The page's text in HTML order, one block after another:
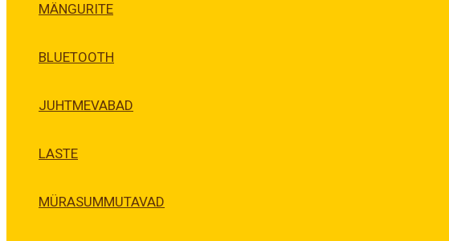
MÄNGURITE
BLUETOOTH
JUHTMEVABAD
LASTE
MÜRASUMMUTAVAD